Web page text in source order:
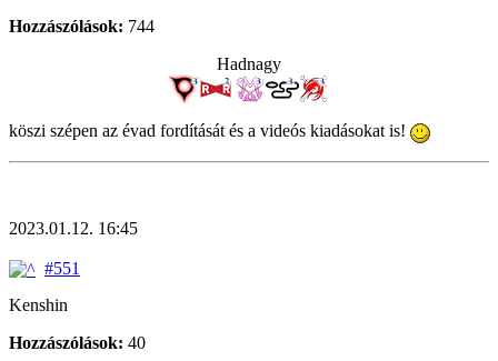
Hozzászólások: 744
Hadnagy
köszi szépen az évad fordítását és a videós kiadásokat is!
2023.01.12. 16:45
#551
Kenshin
Hozzászólások: 40